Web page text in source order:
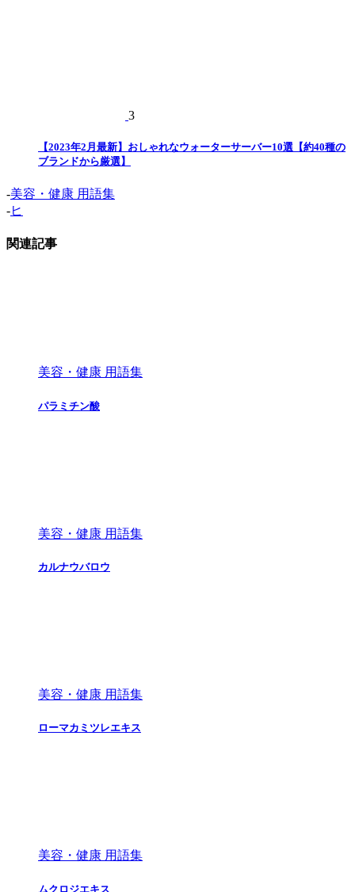
3
【2023年2月最新】おしゃれなウォーターサーバー10選【約40種の
ブランドから厳選】
-美容・健康 用語集
-ヒ
関連記事
美容・健康 用語集
パラミチン酸
美容・健康 用語集
カルナウバロウ
美容・健康 用語集
ローマカミツレエキス
美容・健康 用語集
ムクロジエキス